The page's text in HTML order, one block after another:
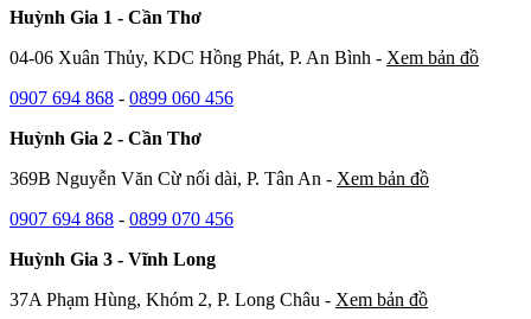
Huỳnh Gia 1 - Cần Thơ
04-06 Xuân Thủy, KDC Hồng Phát, P. An Bình - Xem bản đồ
0907 694 868 - 0899 060 456
Huỳnh Gia 2 - Cần Thơ
369B Nguyễn Văn Cừ nối dài, P. Tân An - Xem bản đồ
0907 694 868 - 0899 070 456
Huỳnh Gia 3 - Vĩnh Long
37A Phạm Hùng, Khóm 2, P. Long Châu - Xem bản đồ